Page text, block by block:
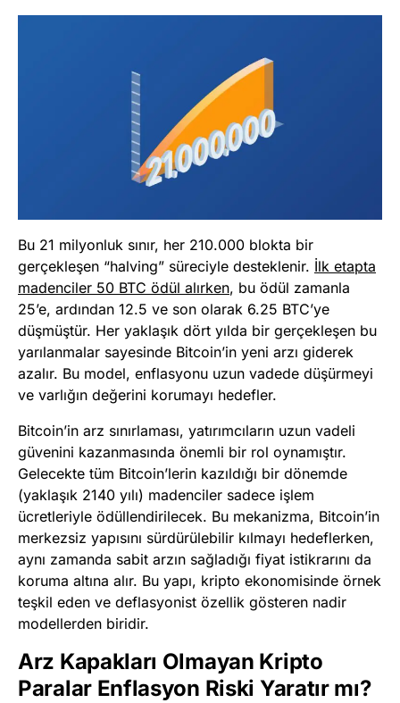
Bu 21 milyonluk sınır, her 210.000 blokta bir
gerçekleşen “halving” süreciyle desteklenir. İlk etapta
madenciler 50 BTC ödül alırken, bu ödül zamanla
25’e, ardından 12.5 ve son olarak 6.25 BTC’ye
düşmüştür. Her yaklaşık dört yılda bir gerçekleşen bu
yarılanmalar sayesinde Bitcoin’in yeni arzı giderek
azalır. Bu model, enflasyonu uzun vadede düşürmeyi
ve varlığın değerini korumayı hedefler.
Bitcoin’in arz sınırlaması, yatırımcıların uzun vadeli
güvenini kazanmasında önemli bir rol oynamıştır.
Gelecekte tüm Bitcoin’lerin kazıldığı bir dönemde
(yaklaşık 2140 yılı) madenciler sadece işlem
ücretleriyle ödüllendirilecek. Bu mekanizma, Bitcoin’in
merkezsiz yapısını sürdürülebilir kılmayı hedeflerken,
aynı zamanda sabit arzın sağladığı fiyat istikrarını da
koruma altına alır. Bu yapı, kripto ekonomisinde örnek
teşkil eden ve deflasyonist özellik gösteren nadir
modellerden biridir.
Arz Kapakları Olmayan Kripto
Paralar Enflasyon Riski Yaratır mı?